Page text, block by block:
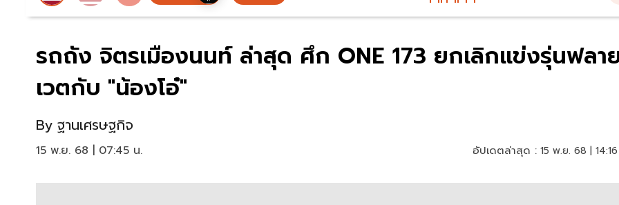
รถถัง จิตรเมืองนนท์ ล่าสุด ศึก ONE 173 ยกเลิกแข่งรุ่นฟลา
เวตกับ "น้องโอ๋"
By ฐานเศรษฐกิจ
15 พ.ย. 68 | 07:45 น. อัปเดตล่าสุด : 15 พ.ย. 68 |